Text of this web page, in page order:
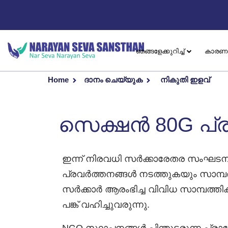
ഞങ്ങളേക്കുറിച്ച്
Home ദാനം ചെയ്യുക നികുതി ഇളവ്
സെക്ഷൻ 80G
ഇന്ന് നിരവധി സർക്കാരേതര
പ്രവർത്തനങ്ങൾ നടത്തുകയും
സർക്കാർ ആരംഭിച്ച വിവിധ
പങ്ക് വഹിച്ചുവരുന്നു.